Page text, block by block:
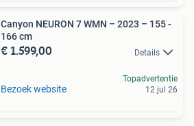
Canyon NEURON 7 WMN – 2023 – 155 -
166 cm
€ 1.599,00 Details
Bezoek website
Topadvertentie
12 jul 26